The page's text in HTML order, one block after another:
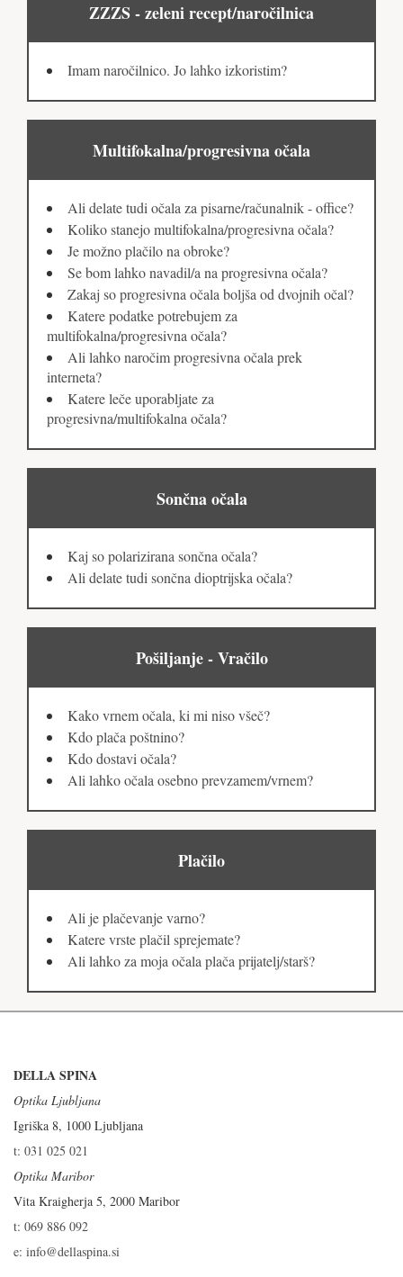
ZZZS - zeleni recept/naročilnica
Imam naročilnico. Jo lahko izkoristim?
Multifokalna/progresivna očala
Ali delate tudi očala za pisarne/računalnik - office?
Koliko stanejo multifokalna/progresivna očala?
Je možno plačilo na obroke?
Se bom lahko navadil/a na progresivna očala?
Zakaj so progresivna očala boljša od dvojnih očal?
Katere podatke potrebujem za
multifokalna/progresivna očala?
Ali lahko naročim progresivna očala prek
interneta?
Katere leče uporabljate za
progresivna/multifokalna očala?
Sončna očala
Kaj so polarizirana sončna očala?
Ali delate tudi sončna dioptrijska očala?
Pošiljanje - Vračilo
Kako vrnem očala, ki mi niso všeč?
Kdo plača poštnino?
Kdo dostavi očala?
Ali lahko očala osebno prevzamem/vrnem?
Plačilo
Ali je plačevanje varno?
Katere vrste plačil sprejemate?
Ali lahko za moja očala plača prijatelj/starš?
DELLA SPINA
Optika Ljubljana
Igriška 8, 1000 Ljubljana
t: 031 025 021
Optika Maribor
Vita Kraigherja 5, 2000 Maribor
t: 069 886 092
e: info@dellaspina.si